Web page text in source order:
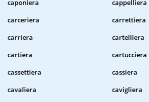
caponiera
cappelliera
carceriera
carrettiera
carriera
cartelliera
cartiera
cartucciera
cassettiera
cassiera
cavaliera
cavigliera